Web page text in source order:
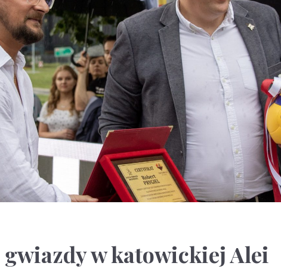
w katowickiej Alei